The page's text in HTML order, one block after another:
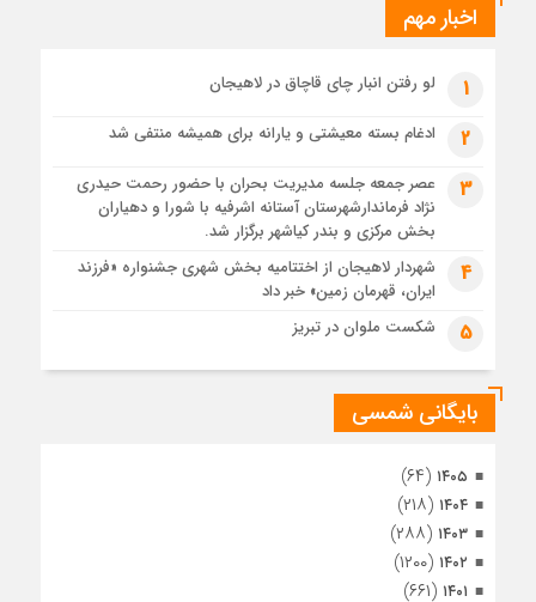
3 هفته قبل
3 هفته قبل
رئوف
تصاویر هوایی مراسم تشییع پیکر مطهر آقای شهید ایران – مشهد
مراسم تشییع پیکر مطهر آقای شهید ایران – مشهد
تصاویری از تراکم جمعیت حاضر در میدان ثورهالعشرین نجف
اشرف
اخبار مهم
1 لو رفتن انبار چای قاچاق در لاهیجان
2 ادغام بسته معیشتی و یارانه برای همیشه منتفی شد
3
عصر جمعه جلسه مدیریت بحران با حضور رحمت حیدری
نژاد فرماندارشهرستان آستانه اشرفیه با شورا و دهیاران
بخش مرکزی و بندر کیاشهر برگزار شد.
4
شهردار لاهیجان از اختتامیه بخش شهری جشنواره «فرزند
ایران، قهرمان زمین» خبر داد
5 شکست ملوان در تبریز
بایگانی شمسی
۱۴۰۵ (۶۴)
۱۴۰۴ (۲۱۸)
۱۴۰۳ (۲۸۸)
۱۴۰۲ (۱۲۰۰)
۱۴۰۱ (۶۶۱)